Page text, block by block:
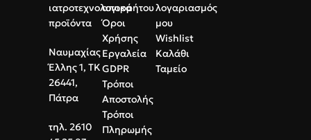
ιατροτεχνολογικά
προϊόντα
Ναυμαχίας
Έλλης 1, ΤΚ
26441,
Πάτρα
τηλ. 2610
απορρήτου
Όροι
Χρήσης
Εργαλεία
GDPR
Τρόποι
Αποστολής
Τρόποι
Πληρωμής
λογαριασμός
μου
Wishlist
Καλάθι
Ταμείο